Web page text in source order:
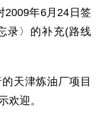
2009年6月24日签
录〉的补充(路线
天津炼油厂项目
欢迎。